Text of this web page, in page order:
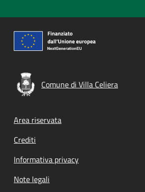
Comune di Villa Celiera
Footer menu
Area riservata
Crediti
Informativa privacy
Note legali